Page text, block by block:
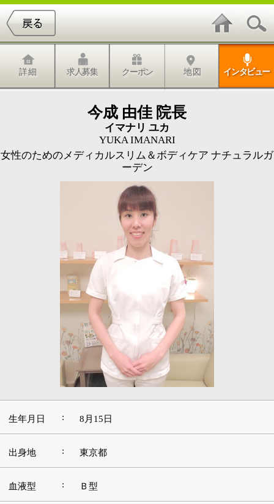
今成 由佳 院長
イマナリ ユカ
女性のためのメディカルスリム＆ボディケア ナチュラルガ
ーデン
8月15日
Ｂ型
ジャズダンス、チアダンス、カラオケ
愛読書
ファッション誌、健康、美容関連書籍
好きな言
葉・座右の
銘
継続は力なり
好きな音楽 ダンスミュージック、クラシック、J-POP